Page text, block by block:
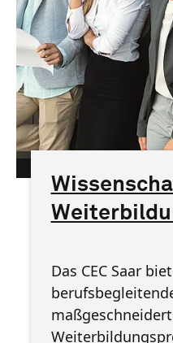
Das CEC Saar